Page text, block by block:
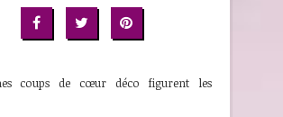
coups de cœur déco figurent les